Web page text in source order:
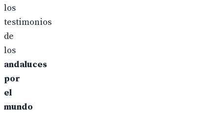
los
testimonios
de
los
andaluces
por
el
mundo